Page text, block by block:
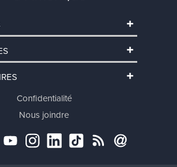
Confidentialité
Nous joindre
YouTubeInstagram
LinkedInTikTokRSS Abonnement